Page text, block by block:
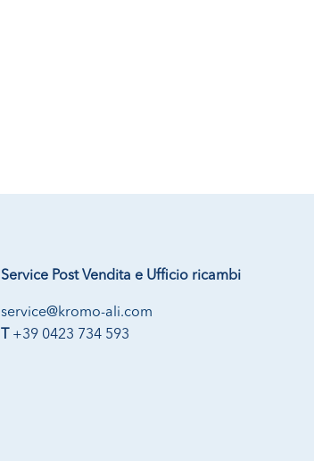
Service Post Vendita e Ufficio ricambi
service@kromo-ali.com
T +39 0423 734 593